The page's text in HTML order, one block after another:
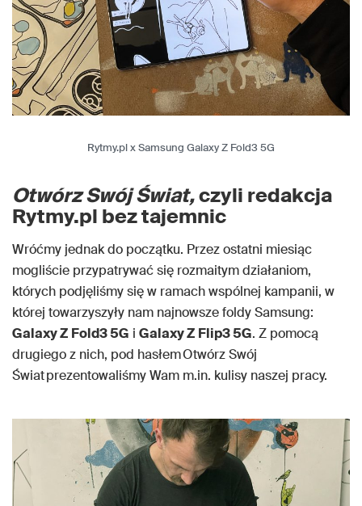
Rytmy.pl x Samsung Galaxy Z Fold3 5G
Otwórz Swój Świat,czyli redakcja
Rytmy.pl bez tajemnic
Wróćmy jednak do początku. Przez ostatni miesiąc
mogliście przypatrywać się rozmaitym działaniom,
których podjęliśmy się w ramach wspólnej kampanii, w
której towarzyszyły nam najnowsze foldy Samsung:
Galaxy Z Fold3 5G i Galaxy Z Flip3 5G. Z pomocą
drugiego z nich, pod hasłem Otwórz Swój
Świat prezentowaliśmy Wam m.in. kulisy naszej pracy.